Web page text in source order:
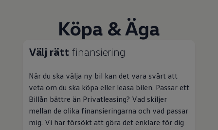
Köpa & Äga
Välj rätt finansiering
När du ska välja ny bil kan det vara svårt att
veta om du ska köpa eller leasa bilen. Passar ett
Billån bättre än Privatleasing? Vad skiljer
mellan de olika finansieringarna och vad passar
mig. Vi har försökt att göra det enklare för dig